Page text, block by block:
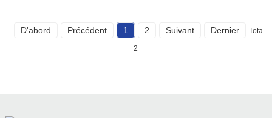
D'abord Précédent 1 2 Suivant Dernier Total
2